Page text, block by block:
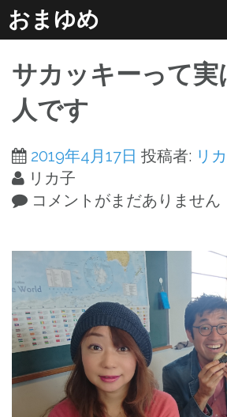
コ
ン
ン
へ
ス
キ
ッ
プ
おまゆめ
サカッキーって実
人です
2019年4月17日 投稿者: リ
リカ子
コメントがまだありません